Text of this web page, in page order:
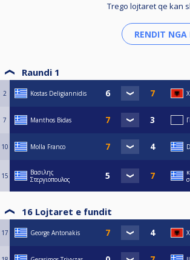
Trego lojtaret qe kan
Raundi 1
2 Kostas Deligiannidis
7 Manthos Bidas
10 Molla Franco
15
Βασιλης
Στεργιοπουλος
16 Lojtaret e fundit
17 George Antonakis